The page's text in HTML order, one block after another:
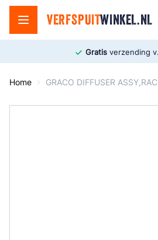
Ga naar de inhoud
VERFSPUITWINKEL.NL
Gratis verzending
Home GRACO DIFFUSER